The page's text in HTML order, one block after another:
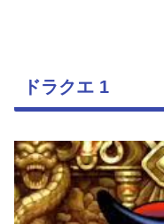
ドラクエ 1